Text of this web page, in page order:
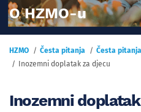
O HZMO-u
HZMO Česta pitanja
Česta
Inozemni doplatak za djecu
Inozemni